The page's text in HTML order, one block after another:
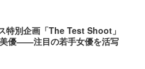
特別企画「The Test Shoot」
優――注目の若手女優を活写